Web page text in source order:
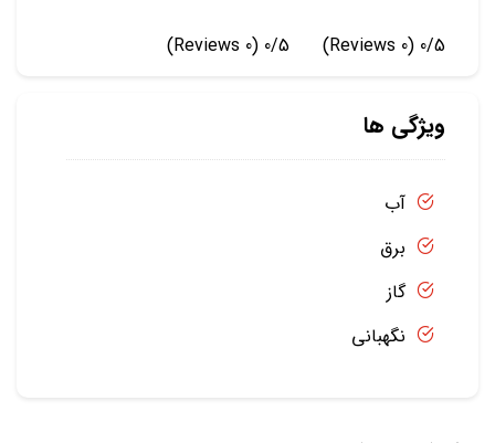
0/5
(0 Reviews)
0/5
(0 Reviews)
ویژگی ها
آب
برق
گاز
نگهبانی